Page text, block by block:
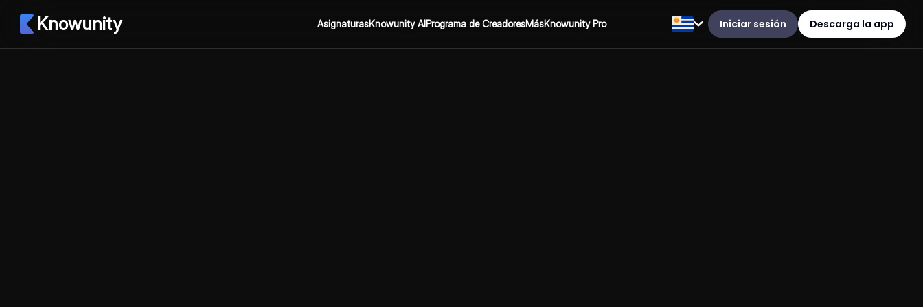
Knowunity AsignaturasKnowunity AIPrograma de CreadoresMásKnowunity Pro Iniciar sesión Descarga la app